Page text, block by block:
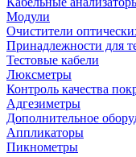
Модули
Очистители
Принадлежности для
Тестовые кабели
Люксметры
Контроль качества
Адгезиметры
Дополнительное
Аппликаторы
Пикнометры